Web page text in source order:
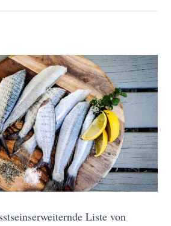
Liste von